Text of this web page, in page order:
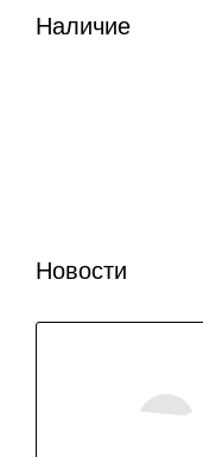
Наличие
Новости